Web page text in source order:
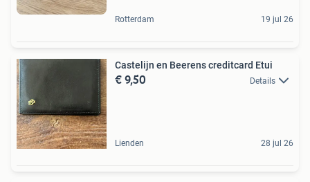
Rotterdam 19 jul 26
Castelijn en Beerens creditcard Etui
€ 9,50 Details
Lienden 28 jul 26